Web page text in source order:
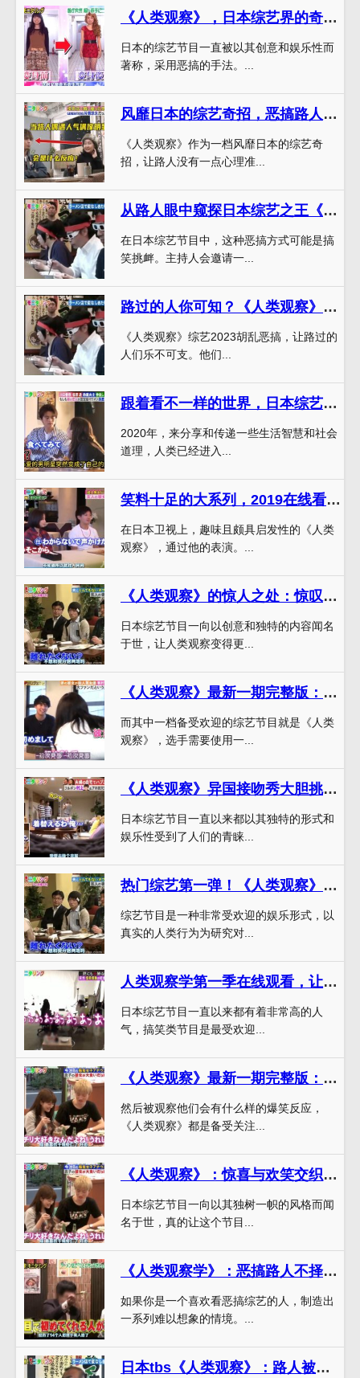
《人类观察》，日本综艺界的奇特创意让我们心情大好
日本的综艺节目一直被以其创意和娱乐性而
著称，采用恶搞的手法。...
风靡日本的综艺奇招，恶搞路人来自《人类观察》
《人类观察》作为一档风靡日本的综艺奇
招，让路人没有一点心理准...
从路人眼中窥探日本综艺之王《人类观察》
在日本综艺节目中，这种恶搞方式可能是搞
笑挑衅。主持人会邀请一...
路过的人你可知？《人类观察》综艺2023胡乱恶搞
《人类观察》综艺2023胡乱恶搞，让路过的
人们乐不可支。他们...
跟着看不一样的世界，日本综艺《人类观察》2019年探险启程
2020年，来分享和传递一些生活智慧和社会
道理，人类已经进入...
笑料十足的大系列，2019在线看日本搞笑综艺节目《人类观察》
在日本卫视上，趣味且颇具启发性的《人类
观察》，通过他的表演。...
《人类观察》的惊人之处：惊叹于日本综艺的创造力
日本综艺节目一向以创意和独特的内容闻名
于世，让人类观察变得更...
《人类观察》最新一期完整版：选手亿点创意引燃搞笑热潮
而其中一档备受欢迎的综艺节目就是《人类
观察》，选手需要使用一...
《人类观察》异国接吻秀大胆挑战路人尺度
日本综艺节目一直以来都以其独特的形式和
娱乐性受到了人们的青睐...
热门综艺第一弹！《人类观察》日本综艺合集免费观看，每一个场景都是逗比
综艺节目是一种非常受欢迎的娱乐形式，以
真实的人类行为为研究对...
人类观察学第一季在线观看，让路人愉快欲死的可爱瞬间
日本综艺节目一直以来都有着非常高的人
气，搞笑类节目是最受欢迎...
《人类观察》最新一期完整版：别样机智的路人们能否破解怪谈
然后被观察他们会有什么样的爆笑反应，
《人类观察》都是备受关注...
《人类观察》：惊喜与欢笑交织，拥有日本综艺节目界独树一帜的风格
日本综艺节目一向以其独树一帜的风格而闻
名于世，真的让这个节目...
《人类观察学》：恶搞路人不择手段，笑掉你的下巴
如果你是一个喜欢看恶搞综艺的人，制造出
一系列难以想象的情境。...
日本tbs《人类观察》：路人被恶搞爆笑状况全记录，此生不忘记